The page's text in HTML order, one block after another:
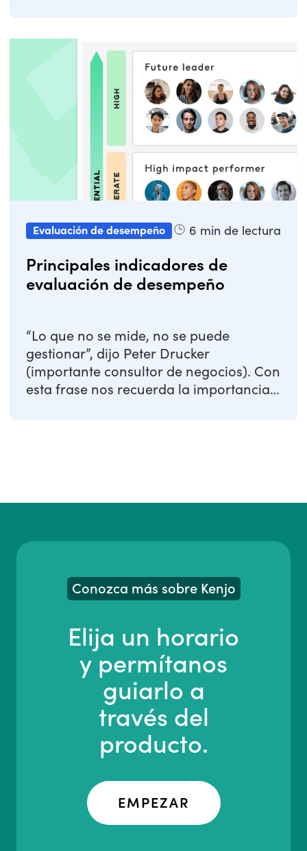
Evaluación de desempeño 6 min de lectura
Principales indicadores de
evaluación de desempeño
“Lo que no se mide, no se puede
gestionar”, dijo Peter Drucker
(importante consultor de negocios). Con
esta frase nos recuerda la importancia
Conozca más sobre Kenjo
Elija un horario
y permítanos
guiarlo a
través del
producto.
EMPEZAR